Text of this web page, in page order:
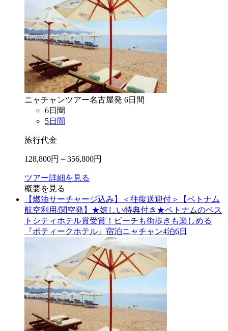
ニャチャンツアー名古屋発 6日間
6日間
5日間
旅行代金
128,800円～356,800円
ツアー詳細を見る
概要を見る
【燃油サーチャージ込み】＜往復送迎付＞【ベトナム
航空利用/関空発】★嬉しい特典付き★ベトナムのベス
トシティホテル賞受賞！ビーチも街歩きも楽しめる
『ポティークホテル』宿泊ニャチャン4泊6日